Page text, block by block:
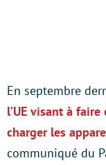
En septembre
l’UE visant à faire
charger les
communiqué du